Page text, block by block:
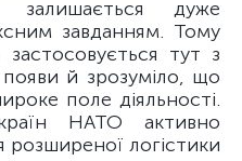
залишається дуже
завданням. Тому
застосовується тут з
й зрозуміло, що
поле діяльності.
НАТО активно
розширеної логістики